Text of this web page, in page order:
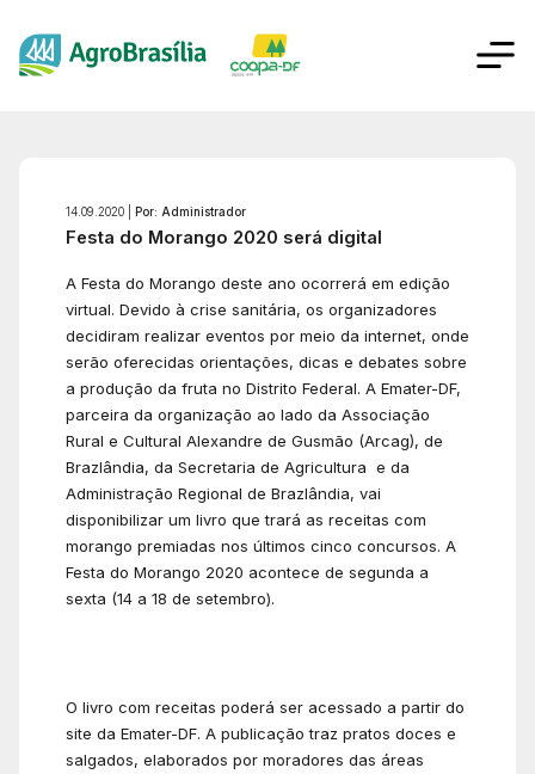
14.09.2020 | Por: Administrador
Festa do Morango 2020 será digital
A Festa do Morango deste ano ocorrerá em edição
virtual. Devido à crise sanitária, os organizadores
decidiram realizar eventos por meio da internet, onde
serão oferecidas orientações, dicas e debates sobre
a produção da fruta no Distrito Federal. A Emater-DF,
parceira da organização ao lado da Associação
Rural e Cultural Alexandre de Gusmão (Arcag), de
Brazlândia, da Secretaria de Agricultura e da
Administração Regional de Brazlândia, vai
disponibilizar um livro que trará as receitas com
morango premiadas nos últimos cinco concursos. A
Festa do Morango 2020 acontece de segunda a
sexta (14 a 18 de setembro).
O livro com receitas poderá ser acessado a partir do
site da Emater-DF. A publicação traz pratos doces e
salgados, elaborados por moradores das áreas